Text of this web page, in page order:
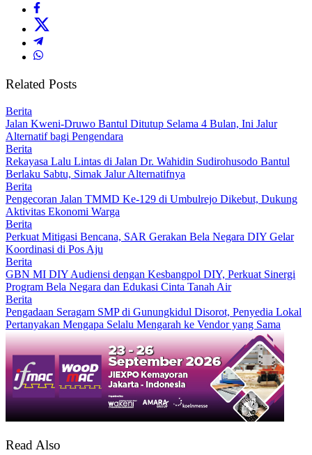
Related Posts
Berita
Jalan Kweni-Druwo Bantul Ditutup Selama 4 Bulan, Ini Jalur
Alternatif bagi Pengendara
Berita
Rekayasa Lalu Lintas di Jalan Dr. Wahidin Sudirohusodo Bantul
Berlaku Sabtu, Simak Jalur Alternatifnya
Berita
Pengecoran Jalan TMMD Ke-129 di Umbulrejo Dikebut, Dukung
Aktivitas Ekonomi Warga
Berita
Perkuat Mitigasi Bencana, SAR Gerakan Bela Negara DIY Gelar
Koordinasi di Pos Aju
Berita
GBN MI DIY Audiensi dengan Kesbangpol DIY, Perkuat Sinergi
Program Bela Negara dan Edukasi Cinta Tanah Air
Berita
Pengadaan Seragam SMP di Gunungkidul Disorot, Penyedia Lokal
Pertanyakan Mengapa Selalu Mengarah ke Vendor yang Sama
Read Also